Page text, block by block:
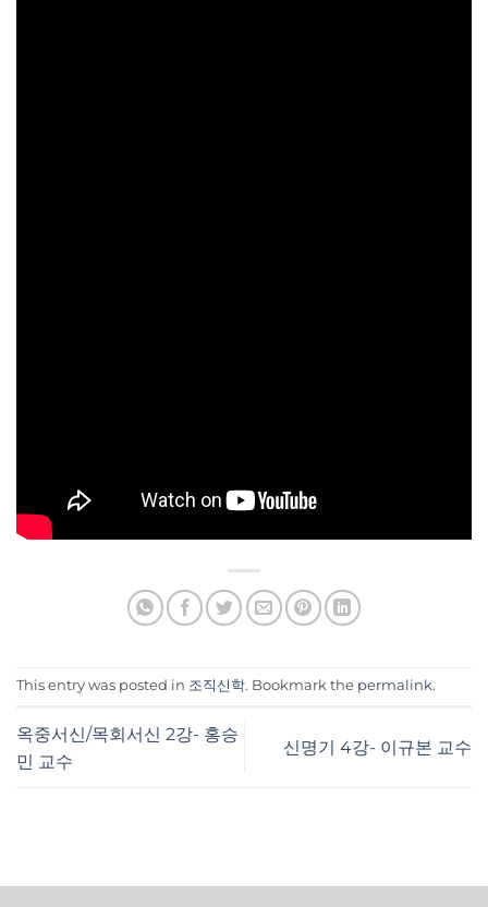
This entry was posted in 조직신학. Bookmark the permalink.
옥중서신/목회서신 2강- 홍승
민 교수
신명기 4강- 이규본 교수